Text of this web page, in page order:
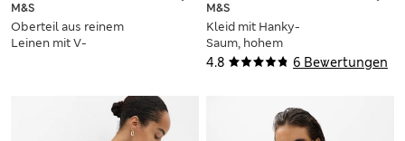
M&S
Oberteil aus reinem
Leinen mit V-
4.8 6 Bewertungen
M&S
Kleid mit Hanky-
Saum, hohem
Leinenanteil, V-